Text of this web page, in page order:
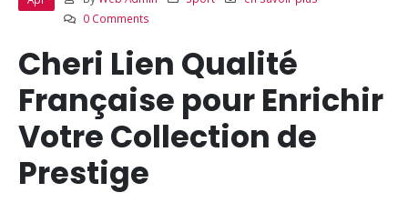
0 Comments
Cheri Lien Qualité
Française pour Enrichir
Votre Collection de
Prestige